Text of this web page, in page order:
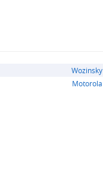
Wozinsky
Motorola